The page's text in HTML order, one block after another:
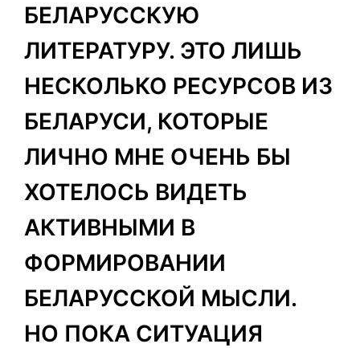
БЕЛАРУССКУЮ
ЛИТЕРАТУРУ. ЭТО ЛИШЬ
НЕСКОЛЬКО РЕСУРСОВ ИЗ
БЕЛАРУСИ, КОТОРЫЕ
ЛИЧНО МНЕ ОЧЕНЬ БЫ
ХОТЕЛОСЬ ВИДЕТЬ
АКТИВНЫМИ В
ФОРМИРОВАНИИ
БЕЛАРУССКОЙ МЫСЛИ.
НО ПОКА СИТУАЦИЯ